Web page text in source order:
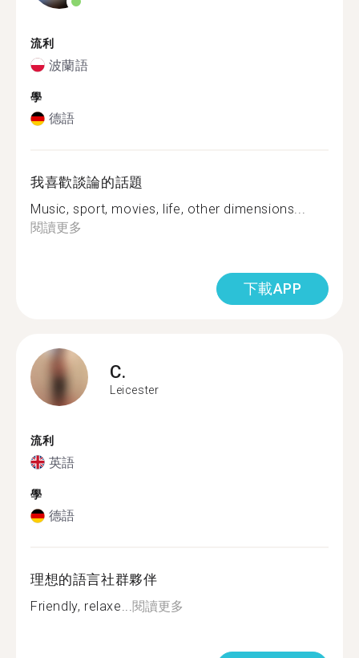
流利
波蘭語
學
德語
我喜歡談論的話題
Music, sport, movies, life, other dimensions...
閱讀更多
下載APP
C.
Leicester
流利
英語
學
德語
理想的語言社群夥伴
Friendly, relaxe...閱讀更多